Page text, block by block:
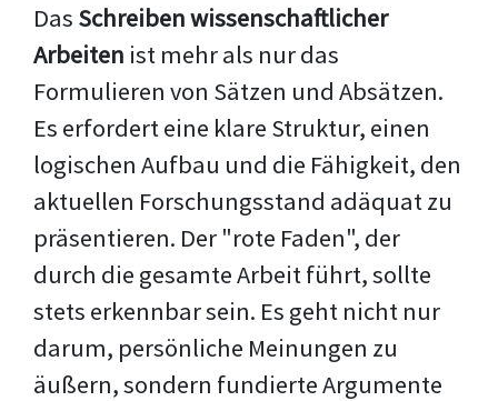
Das Schreiben wissenschaftlicher
Arbeiten ist mehr als nur das
Formulieren von Sätzen und Absätzen.
Es erfordert eine klare Struktur, einen
logischen Aufbau und die Fähigkeit, den
aktuellen Forschungsstand adäquat zu
präsentieren. Der "rote Faden", der
durch die gesamte Arbeit führt, sollte
stets erkennbar sein. Es geht nicht nur
darum, persönliche Meinungen zu
äußern, sondern fundierte Argumente